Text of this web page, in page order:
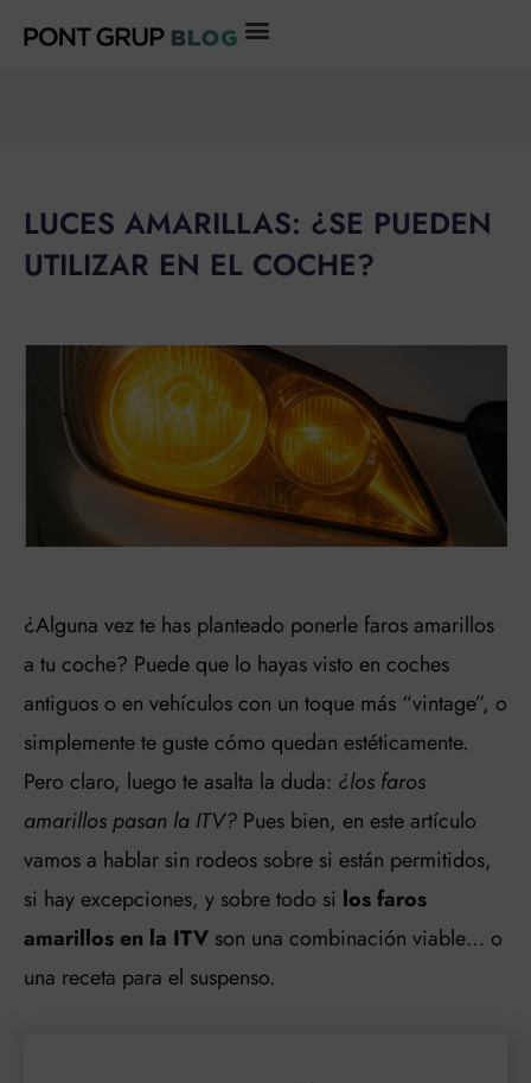
LUCES AMARILLAS: ¿SE PUEDEN
UTILIZAR EN EL COCHE?
¿Alguna vez te has planteado ponerle faros amarillos
a tu coche? Puede que lo hayas visto en coches
antiguos o en vehículos con un toque más “vintage”, o
simplemente te guste cómo quedan estéticamente.
Pero claro, luego te asalta la duda: ¿los faros
amarillos pasan la ITV? Pues bien, en este artículo
vamos a hablar sin rodeos sobre si están permitidos,
si hay excepciones, y sobre todo si los faros
amarillos en la ITV son una combinación viable… o
una receta para el suspenso.